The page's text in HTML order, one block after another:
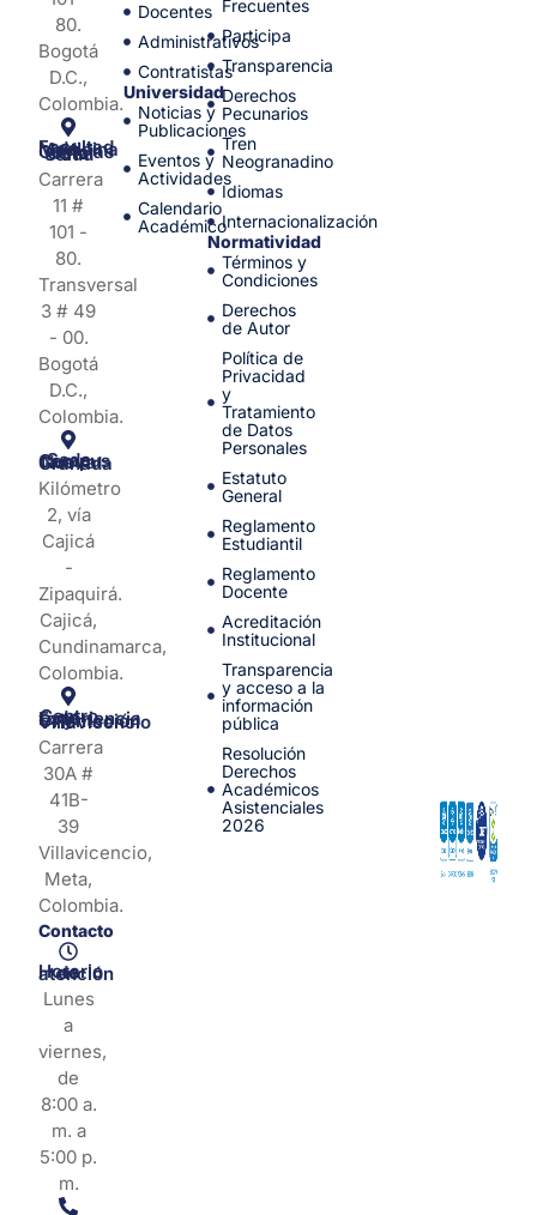
80.
Bogotá
D.C.,
Colombia.
Facultad de Medicina y Ciencias de la Salud
Carrera
11 #
101 -
80.
Transversal
3 # 49
- 00.
Bogotá
D.C.,
Colombia.
Sede Campus Nueva Granada
Kilómetro
2, vía
Cajicá
-
Zipaquirá.
Cajicá,
Cundinamarca,
Colombia.
Centro de Experiencia y Orientación Villavicencio
Carrera
30A #
41B-
39
Villavicencio,
Meta,
Colombia.
Contacto
Horario de atención
Lunes
a
viernes,
de
8:00 a.
m. a
5:00 p.
m.
Docentes
Administrativos
Contratistas
Universidad
Noticias y
Publicaciones
Eventos y
Actividades
Calendario
Académico
Frecuentes
Participa
Transparencia
Derechos
Pecunarios
Tren
Neogranadino
Idiomas
Internacionalización
Normatividad
Términos y
Condiciones
Derechos
de Autor
Política de
Privacidad
y
Tratamiento
de Datos
Personales
Estatuto
General
Reglamento
Estudiantil
Reglamento
Docente
Acreditación
Institucional
Transparencia
y acceso a la
información
pública
Resolución
Derechos
Académicos
Asistenciales
2026